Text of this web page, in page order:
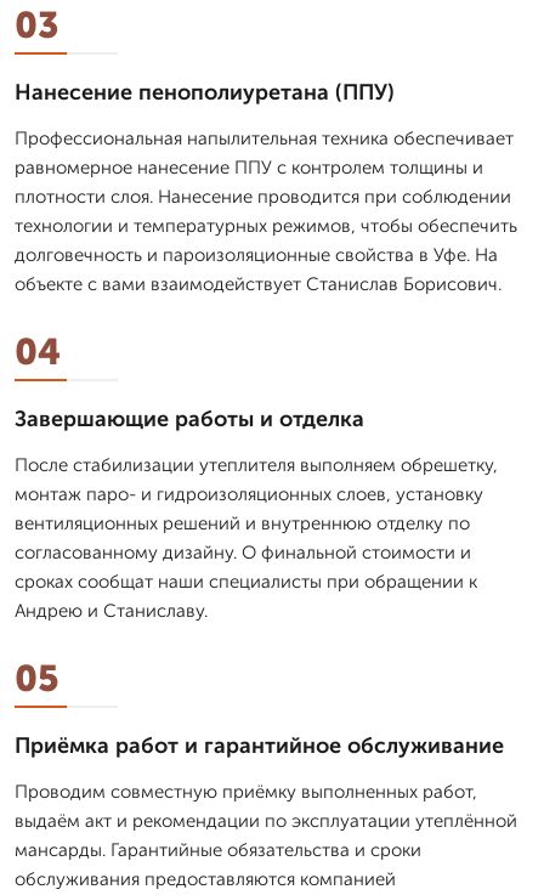
03
Нанесение пенополиуретана (ППУ)
Профессиональная напылительная техника обеспечивает
равномерное нанесение ППУ с контролем толщины и
плотности слоя. Нанесение проводится при соблюдении
технологии и температурных режимов, чтобы обеспечить
долговечность и пароизоляционные свойства в Уфе. На
объекте с вами взаимодействует Станислав Борисович.
04
Завершающие работы и отделка
После стабилизации утеплителя выполняем обрешетку,
монтаж паро- и гидроизоляционных слоев, установку
вентиляционных решений и внутреннюю отделку по
согласованному дизайну. О финальной стоимости и
сроках сообщат наши специалисты при обращении к
Андрею и Станиславу.
05
Приёмка работ и гарантийное обслуживание
Проводим совместную приёмку выполненных работ,
выдаём акт и рекомендации по эксплуатации утеплённой
мансарды. Гарантийные обязательства и сроки
обслуживания предоставляются компанией